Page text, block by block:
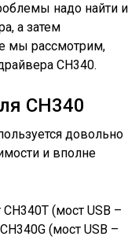
надо найти и
а затем
мы рассмотрим,
CH340.
CH340
довольно
и вполне
(мост USB –
(мост USB –